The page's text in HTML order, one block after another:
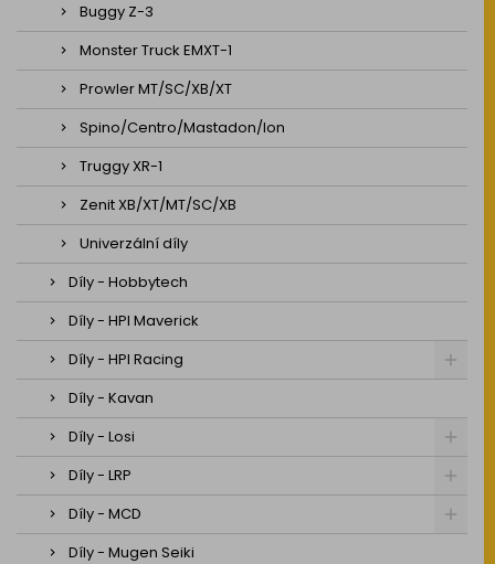
Buggy Z-3
Monster Truck EMXT-1
Prowler MT/SC/XB/XT
Spino/Centro/Mastadon/Ion
Truggy XR-1
Zenit XB/XT/MT/SC/XB
Univerzální díly
Díly - Hobbytech
Díly - HPI Maverick
Díly - HPI Racing
Díly - Kavan
Díly - Losi
Díly - LRP
Díly - MCD
Díly - Mugen Seiki